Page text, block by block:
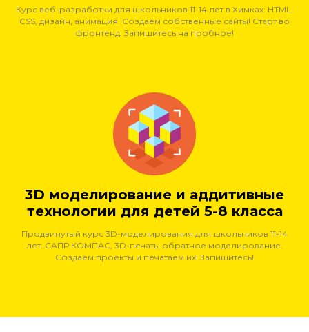
Курс веб-разработки для школьников 11-14 лет в Химках: HTML,
CSS, дизайн, анимация. Создаём собственные сайты! Старт во
фронтенд. Запишитесь на пробное!
3D моделирование и аддитивные
технологии для детей 5-8 класса
Продвинутый курс 3D-моделирования для школьников 11-14
лет: САПР КОМПАС, 3D-печать, обратное моделирование.
Создаём проекты и печатаем их! Запишитесь!